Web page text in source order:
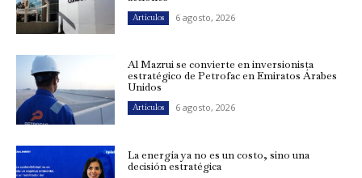
Artículos 6 agosto, 2026
Al Mazrui se convierte en inversionista
estratégico de Petrofac en Emiratos Árabes
Unidos
Artículos 6 agosto, 2026
La energía ya no es un costo, sino una
decisión estratégica